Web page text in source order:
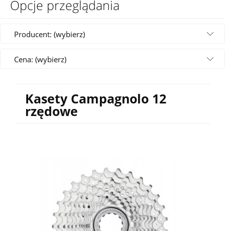
Opcje przeglądania
Producent: (wybierz)
Cena: (wybierz)
Kasety Campagnolo 12
rzędowe